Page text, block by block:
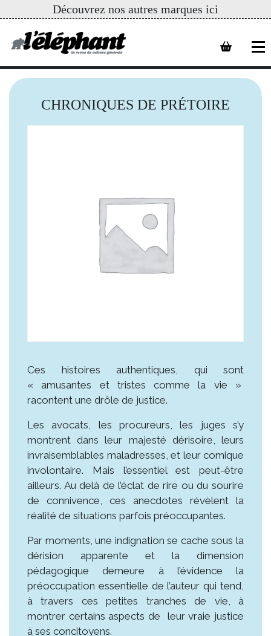
Découvrez nos autres marques ici
CHRONIQUES DE PRÉTOIRE
Ces histoires authentiques, qui sont
« amusantes et tristes comme la vie »
racontent une drôle de justice.
Les avocats, les procureurs, les juges s’y
montrent dans leur majesté dérisoire, leurs
invraisemblables maladresses, et leur comique
involontaire. Mais l’essentiel est peut-être
ailleurs. Au delà de l’éclat de rire ou du sourire
de connivence, ces anecdotes révèlent la
réalité de situations parfois préoccupantes.
Par moments, une indignation se cache sous la
dérision apparente et la dimension
pédagogique demeure à l’évidence la
préoccupation essentielle de l’auteur qui tend,
à travers ces petites tranches de vie, à
montrer certains aspects de leur vraie justice
à ses concitoyens.